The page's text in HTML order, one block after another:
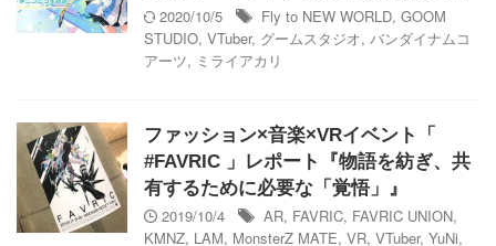
2020/10/5
Fly to NEW WORLD, GOOM
STUDIO, VTuber, グームスタジオ, バンダイナムコ
アーツ, ミライアカリ
ファッション×音楽×VRイベント「
#FAVRIC 」レポート『物語を紡ぎ、共
有するために必要な「覚悟」』
2019/10/4
AR, FAVRIC, FAVRIC UNION,
KMNZ, LAM, MonsterZ MATE, VR, VTuber, YuNi,